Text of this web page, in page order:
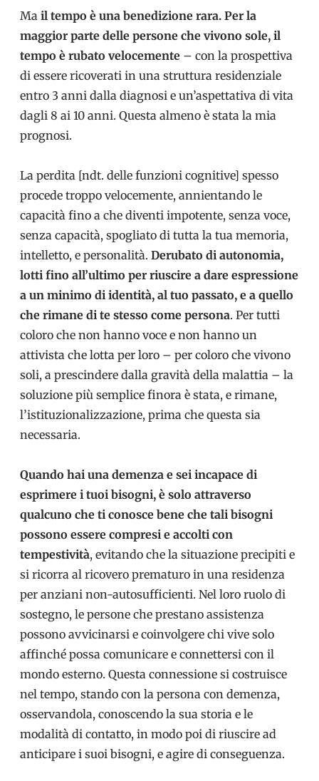
Ma il tempo è una benedizione rara. Per la
maggior parte delle persone che vivono sole, il
tempo è rubato velocemente – con la prospettiva
di essere ricoverati in una struttura residenziale
entro 3 anni dalla diagnosi e un’aspettativa di vita
dagli 8 ai 10 anni. Questa almeno è stata la mia
prognosi.
La perdita [ndt. delle funzioni cognitive] spesso
procede troppo velocemente, annientando le
capacità fino a che diventi impotente, senza voce,
senza capacità, spogliato di tutta la tua memoria,
intelletto, e personalità. Derubato di autonomia,
lotti fino all’ultimo per riuscire a dare espressione
a un minimo di identità, al tuo passato, e a quello
che rimane di te stesso come persona. Per tutti
coloro che non hanno voce e non hanno un
attivista che lotta per loro – per coloro che vivono
soli, a prescindere dalla gravità della malattia – la
soluzione più semplice finora è stata, e rimane,
l’istituzionalizzazione, prima che questa sia
necessaria.
Quando hai una demenza e sei incapace di
esprimere i tuoi bisogni, è solo attraverso
qualcuno che ti conosce bene che tali bisogni
possono essere compresi e accolti con
tempestività, evitando che la situazione precipiti e
si ricorra al ricovero prematuro in una residenza
per anziani non-autosufficienti. Nel loro ruolo di
sostegno, le persone che prestano assistenza
possono avvicinarsi e coinvolgere chi vive solo
affinché possa comunicare e connettersi con il
mondo esterno. Questa connessione si costruisce
nel tempo, stando con la persona con demenza,
osservandola, conoscendo la sua storia e le
modalità di contatto, in modo poi di riuscire ad
anticipare i suoi bisogni, e agire di conseguenza.